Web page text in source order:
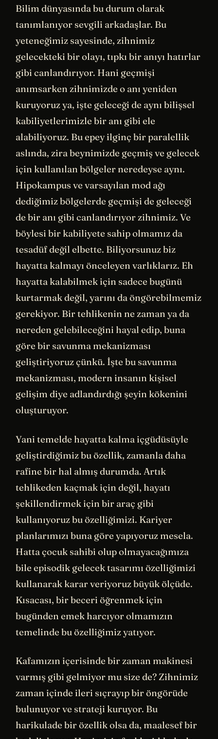
Bilim dünyasında bu durum olarak
tanımlanıyor sevgili arkadaşlar. Bu
yeteneğimiz sayesinde, zihnimiz
gelecekteki bir olayı, tıpkı bir anıyı hatırlar
gibi canlandırıyor. Hani geçmişi
anımsarken zihnimizde o anı yeniden
kuruyoruz ya, işte geleceği de aynı bilişsel
kabiliyetlerimizle bir anı gibi ele
alabiliyoruz. Bu epey ilginç bir paralellik
aslında, zira beynimizde geçmiş ve gelecek
için kullanılan bölgeler neredeyse aynı.
Hipokampus ve varsayılan mod ağı
dediğimiz bölgelerde geçmişi de geleceği
de bir anı gibi canlandırıyor zihnimiz. Ve
böylesi bir kabiliyete sahip olmamız da
tesadüf değil elbette. Biliyorsunuz biz
hayatta kalmayı önceleyen varlıklarız. Eh
hayatta kalabilmek için sadece bugünü
kurtarmak değil, yarını da öngörebilmemiz
gerekiyor. Bir tehlikenin ne zaman ya da
nereden gelebileceğini hayal edip, buna
göre bir savunma mekanizması
geliştiriyoruz çünkü. İşte bu savunma
mekanizması, modern insanın kişisel
gelişim diye adlandırdığı şeyin kökenini
oluşturuyor.
Yani temelde hayatta kalma içgüdüsüyle
geliştirdiğimiz bu özellik, zamanla daha
rafine bir hal almış durumda. Artık
tehlikeden kaçmak için değil, hayatı
şekillendirmek için bir araç gibi
kullanıyoruz bu özelliğimizi. Kariyer
planlarımızı buna göre yapıyoruz mesela.
Hatta çocuk sahibi olup olmayacağımıza
bile episodik gelecek tasarımı özelliğimizi
kullanarak karar veriyoruz büyük ölçüde.
Kısacası, bir beceri öğrenmek için
bugünden emek harcıyor olmamızın
temelinde bu özelliğimiz yatıyor.
Kafamızın içerisinde bir zaman makinesi
varmış gibi gelmiyor mu size de? Zihnimiz
zaman içinde ileri sıçrayıp bir öngörüde
bulunuyor ve strateji kuruyor. Bu
harikulade bir özellik olsa da, maalesef bir